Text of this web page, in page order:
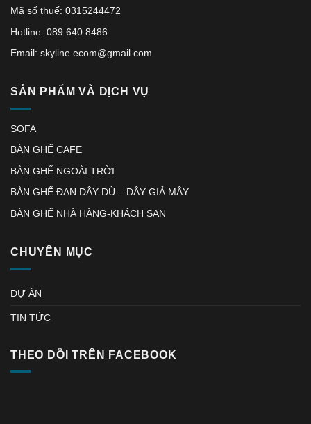
Mã số thuế: 0315244472
Hotline: 089 640 8486
Email: skyline.ecom@gmail.com
SẢN PHẨM VÀ DỊCH VỤ
SOFA
BÀN GHẾ CAFE
BÀN GHẾ NGOÀI TRỜI
BÀN GHẾ ĐAN DÂY DÙ – DÂY GIẢ MÂY
BÀN GHẾ NHÀ HÀNG-KHÁCH SẠN
CHUYÊN MỤC
DỰ ÁN
TIN TỨC
THEO DÕI TRÊN FACEBOOK